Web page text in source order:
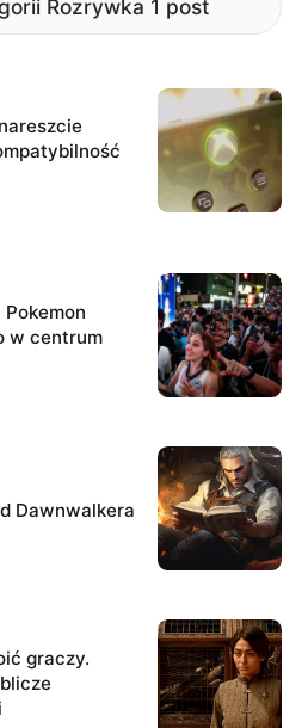
Rozrywka 1 post
w centrum
Dawnwalkera
graczy.